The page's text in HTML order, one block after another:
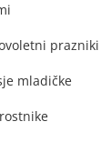
prazniki
mladičke